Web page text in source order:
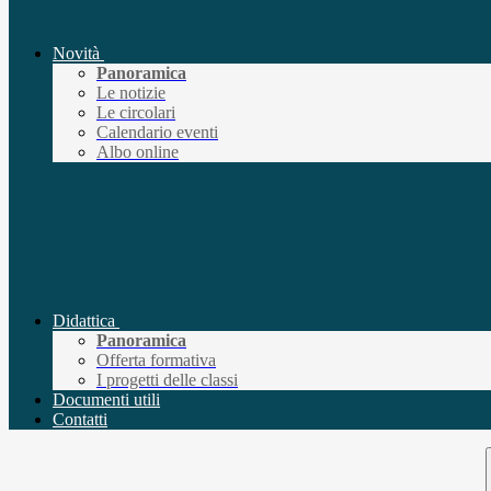
Novità
Panoramica
Le notizie
Le circolari
Calendario eventi
Albo online
Didattica
Panoramica
Offerta formativa
I progetti delle classi
Documenti utili
Contatti